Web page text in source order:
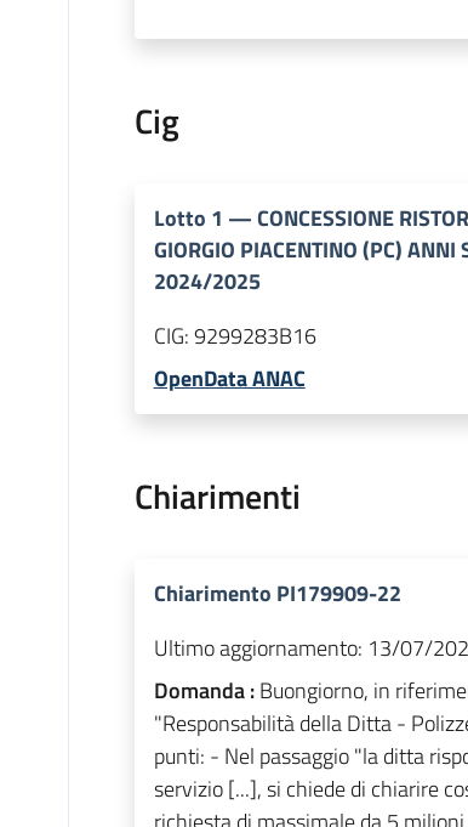
Cig
Lotto 1 —CONCESSIONE
GIORGIO PIACENTINO (PC)
2024/2025
CIG:9299283B16
OpenData ANAC
Chiarimenti
Chiarimento PI179909-22
Ultimo aggiornamento: 13/07/
Domanda :Buongiorno, in
"Responsabilità della Ditta -
punti: - Nel passaggio "la ditta
servizio [...], si chiede di chiarire